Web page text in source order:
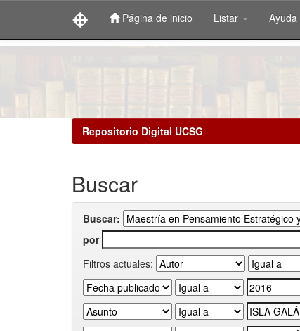
Página de inicio Listar Ayuda
Repositorio Digital UCSG
Buscar
Buscar:
por
Filtros actuales: